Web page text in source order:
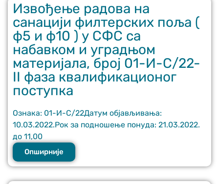
Извођење радова на
санацији филтерских поља (
ф5 и ф10 ) у СФС са
набавком и уградњом
материјала, број 01-И-С/22-
II фаза квалификационог
поступка
Ознака: 01-И-С/22Датум објављивања:
10.03.2022.Рок за подношење понуда: 21.03.2022.
до 11,00
Опширније